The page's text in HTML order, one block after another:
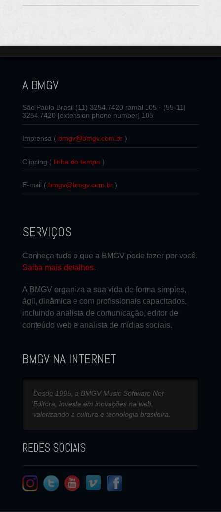
A BMGV
São Paulo Brasil (11) 3254.7420 ramal 105 · (55-11)
3254.7420 [extension phone number] 105
Imprensa ( bmgv@bmgv.com.br)
Clipping ( linha do tempo)
E-mail ( bmgv@bmgv.com.br)
SERVIÇOS
Conheça tudo o que a BMGV pode fazer por você.
Saiba mais detalhes.
A BMGV organiza a sua vida de forma simples,
ágil, dinâmica e com profissionais capacitados,
incluindo analista de comunicação, editor de
conteúdo web e analista de mídias sociais.
BMGV NA INTERNET
Desde 1995, a BMGV Music Software Net
Editora, investe em inovações na web,
valorizando a cultura e tecnologia brasileira.
REDES SOCIAIS